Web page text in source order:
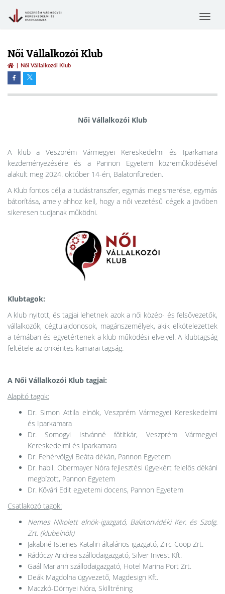
Toggle
Női Vállalkozói Klub
Női Vállalkozói Klub
Női Vállalkozói Klub
A klub a Veszprém Vármegyei Kereskedelmi és Iparkamara
kezdeményezésére és a Pannon Egyetem közreműködésével
alakult meg 2024. október 14-én, Balatonfüreden.
A Klub fontos célja a tudástranszfer, egymás megismerése, egymás
bátorítása, amely ahhoz kell, hogy a női vezetésű cégek a jövőben
sikeresen tudjanak működni.
Klubtagok:
A klub nyitott, és tagjai lehetnek azok a női közép- és felsővezetők,
vállalkozók, cégtulajdonosok, magánszemélyek, akik elkötelezettek
a témában és egyetértenek a klub működési elveivel. A klubtagság
feltétele az önkéntes kamarai tagság.
A Női Vállalkozói Klub tagjai:
Alapító tagok:
Dr. Simon Attila elnök, Veszprém Vármegyei Kereskedelmi
és Iparkamara
Dr. Somogyi Istvánné főtitkár, Veszprém Vármegyei
Kereskedelmi és Iparkamara
Dr. Fehérvölgyi Beáta dékán, Pannon Egyetem
Dr. habil. Obermayer Nóra fejlesztési ügyekért felelős dékáni
megbízott, Pannon Egyetem
Dr. Kővári Edit egyetemi docens, Pannon Egyetem
Csatlakozó tagok:
Nemes Nikolett elnök-igazgató, Balatonvidéki Ker. és Szolg.
Zrt. (klubelnök)
Jakabné Istenes Katalin általános igazgató, Zirc-Coop Zrt.
Rádóczy Andrea szállodaigazgató, Silver Invest Kft.
Gaál Mariann szállodaigazgató, Hotel Marina Port Zrt.
Deák Magdolna ügyvezető, Magdesign Kft.
Maczkó-Dörnyei Nóra, Skilltréning